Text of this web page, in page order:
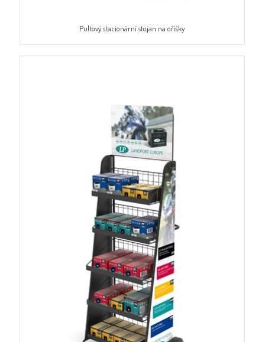
Pultový stacionární stojan na oříšky